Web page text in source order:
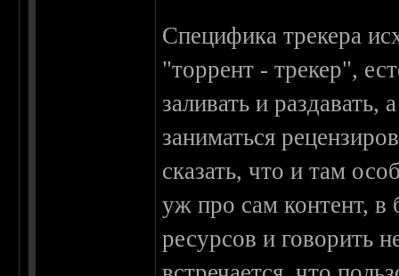
Специфика трекера
"торрент - трекер",
заливать и раздавать,
заниматься
сказать, что и там
уж про сам контент, в
ресурсов и говорить